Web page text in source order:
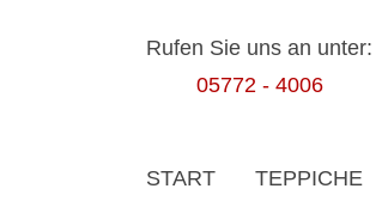
Rufen Sie uns an unter:
05772 - 4006
START TEPPICHE